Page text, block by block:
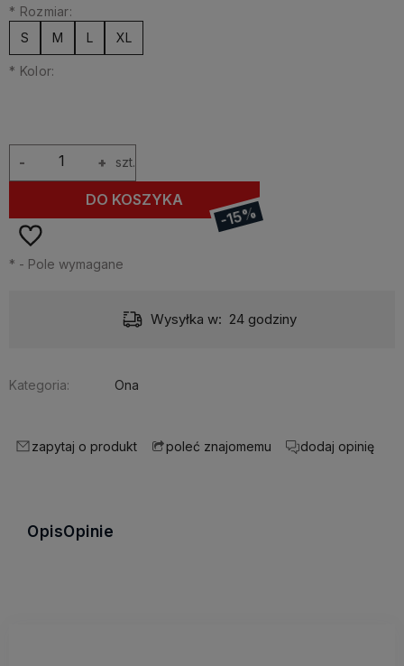
* Rozmiar:
S
M L XL
* Kolor:
+
- szt.
DO KOSZYKA
-15%
* - Pole wymagane
Wysyłka w: 24 godziny
Kategoria: Ona
zapytaj o produkt poleć znajomemu dodaj opinię
OpisOpinie